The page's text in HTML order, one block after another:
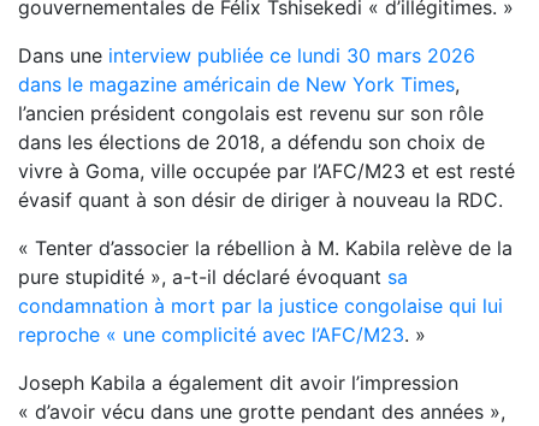
gouvernementales de Félix Tshisekedi « d’illégitimes. »
Dans une interview publiée ce lundi 30 mars 2026
dans le magazine américain de New York Times,
l’ancien président congolais est revenu sur son rôle
dans les élections de 2018, a défendu son choix de
vivre à Goma, ville occupée par l’AFC/M23 et est resté
évasif quant à son désir de diriger à nouveau la RDC.
« Tenter d’associer la rébellion à M. Kabila relève de la
pure stupidité », a-t-il déclaré évoquant sa
condamnation à mort par la justice congolaise qui lui
reproche « une complicité avec l’AFC/M23. »
Joseph Kabila a également dit avoir l’impression
« d’avoir vécu dans une grotte pendant des années »,